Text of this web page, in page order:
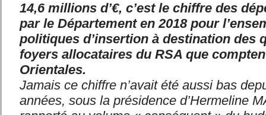
14,6 millions d’€, c’est le chiffre des
par le Département en 2018 pour
politiques d’insertion à destination des
foyers allocataires du RSA que
Orientales.
Jamais ce chiffre n’avait été aussi bas
années, sous la présidence d’Hermeline